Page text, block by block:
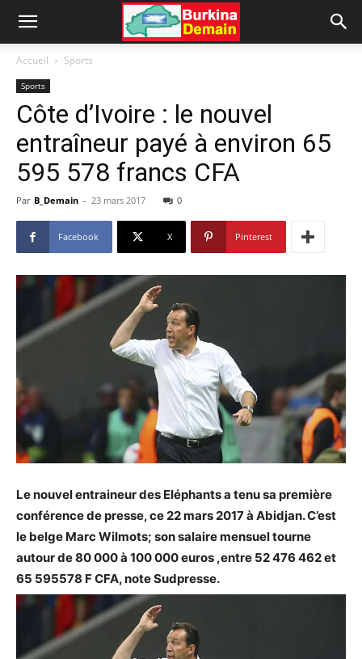
Accueil Sports
Sports
Côte d’Ivoire : le nouvel
entraîneur payé à environ 65
595 578 francs CFA
Par B_Demain - 23 mars 2017 0
Facebook X Pinterest
Le nouvel entraineur des Eléphants a tenu sa première
conférence de presse, ce 22 mars 2017 à Abidjan. C’est
le belge Marc Wilmots; son salaire mensuel tourne
autour de 80 000 à 100 000 euros ,entre 52 476 462 et
65 595578 F CFA, note Sudpresse.